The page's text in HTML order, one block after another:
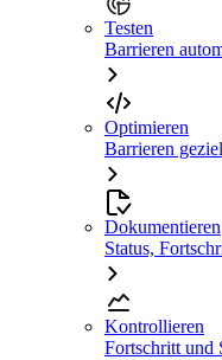
Testen
Barrieren
Optimieren
Barrieren
Dokumentieren
Status,
Kontrollieren
Fortschritt und